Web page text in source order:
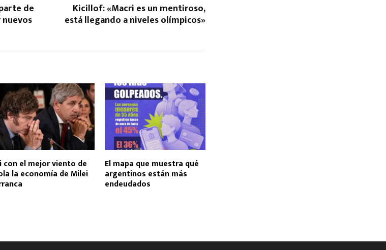
de Kicillof: «Macri es un mentiroso,
está llegando a niveles olímpicos»
con el mejor viento de
la economía de Milei
El mapa que muestra qué
argentinos están más
endeudados